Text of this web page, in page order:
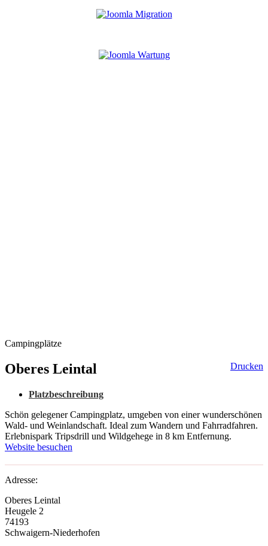
Campingplätze
Drucken
Oberes Leintal
Platzbeschreibung
Schön gelegener Campingplatz, umgeben von einer wunderschönen
Wald- und Weinlandschaft. Ideal zum Wandern und Fahrradfahren.
Erlebnispark Tripsdrill und Wildgehege in 8 km Entfernung.
Website besuchen
Adresse:
Oberes Leintal
Heugele 2
74193
Schwaigern-Niederhofen